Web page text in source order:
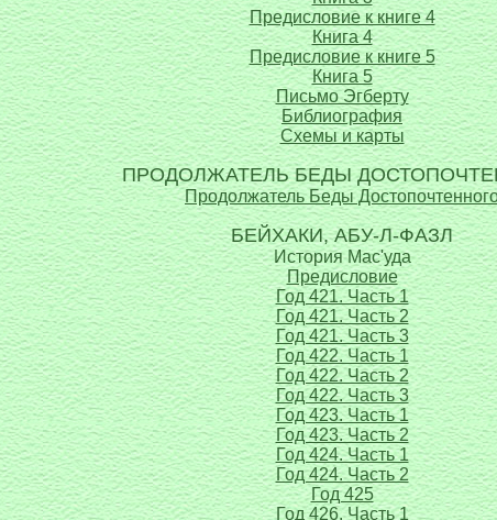
Предисловие к книге 4
Книга 4
Предисловие к книге 5
Книга 5
Письмо Эгберту
Библиография
Схемы и карты
ПРОДОЛЖАТЕЛЬ БЕДЫ
Продолжатель Беды
БЕЙХАКИ, АБУ-Л-ФАЗЛ
История Мас'уда
Предисловие
Год 421. Часть 1
Год 421. Часть 2
Год 421. Часть 3
Год 422. Часть 1
Год 422. Часть 2
Год 422. Часть 3
Год 423. Часть 1
Год 423. Часть 2
Год 424. Часть 1
Год 424. Часть 2
Год 425
Год 426. Часть 1